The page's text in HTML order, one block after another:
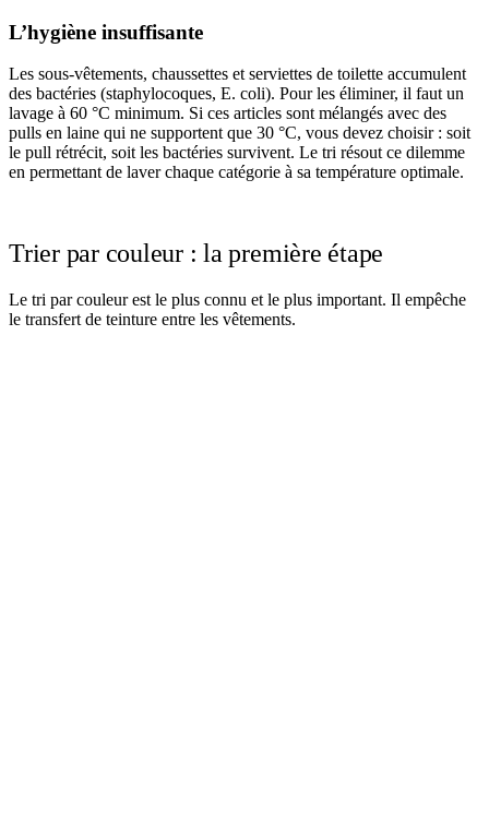
L’hygiène insuffisante
Les sous-vêtements, chaussettes et serviettes de toilette accumulent
des bactéries (staphylocoques, E. coli). Pour les éliminer, il faut un
lavage à 60 °C minimum. Si ces articles sont mélangés avec des
pulls en laine qui ne supportent que 30 °C, vous devez choisir : soit
le pull rétrécit, soit les bactéries survivent. Le tri résout ce dilemme
en permettant de laver chaque catégorie à sa température optimale.
Trier par couleur : la première étape
Le tri par couleur est le plus connu et le plus important. Il empêche
le transfert de teinture entre les vêtements.